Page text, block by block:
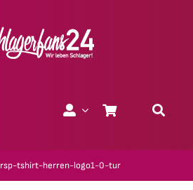
rsp-tshirt-herren-logo1-0-tur